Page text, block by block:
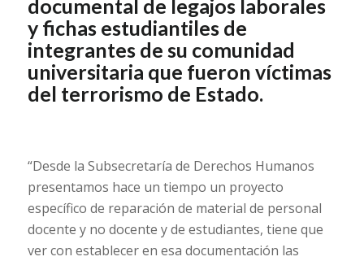
documental de legajos laborales
y fichas estudiantiles de
integrantes de su comunidad
universitaria que fueron víctimas
del terrorismo de Estado.
“Desde la Subsecretaría de Derechos Humanos
presentamos hace un tiempo un proyecto
específico de reparación de material de personal
docente y no docente y de estudiantes, tiene que
ver con establecer en esa documentación las